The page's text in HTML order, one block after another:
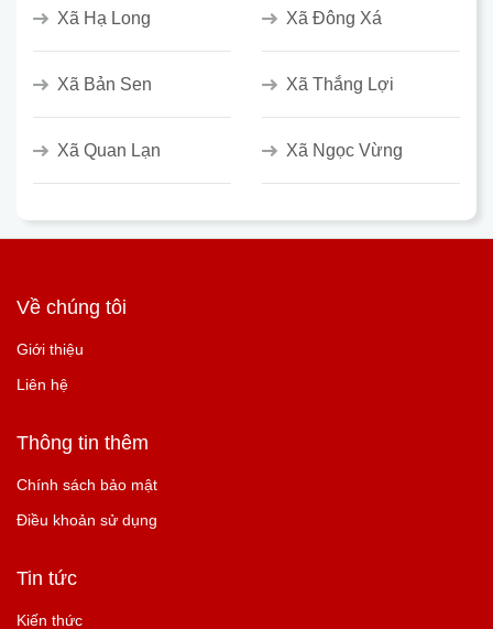
Xã Hạ Long Xã Đông Xá
Xã Bản Sen Xã Thắng Lợi
Xã Quan Lạn Xã Ngọc Vừng
Về chúng tôi
Giới thiệu
Liên hệ
Thông tin thêm
Chính sách bảo mật
Điều khoản sử dụng
Tin tức
Kiến thức